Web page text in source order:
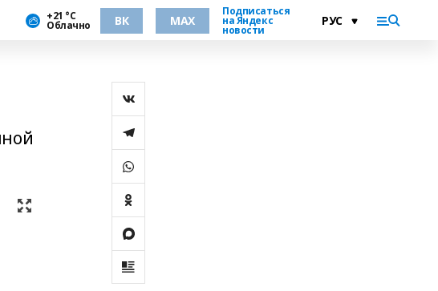
+21 °С
Облачно ВК MAX
Подписаться
на Яндекс
новости